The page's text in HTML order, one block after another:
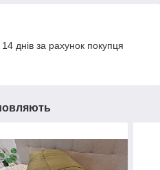
днів за рахунок покупця